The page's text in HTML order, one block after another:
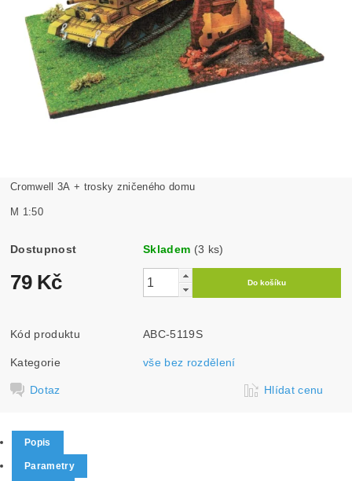
Cromwell 3A + trosky zničeného domu
M 1:50
Dostupnost Skladem (3 ks)
79 Kč
Kód produktu ABC-5119S
Kategorie vše bez rozdělení
Dotaz Hlídat cenu
Popis
Parametry